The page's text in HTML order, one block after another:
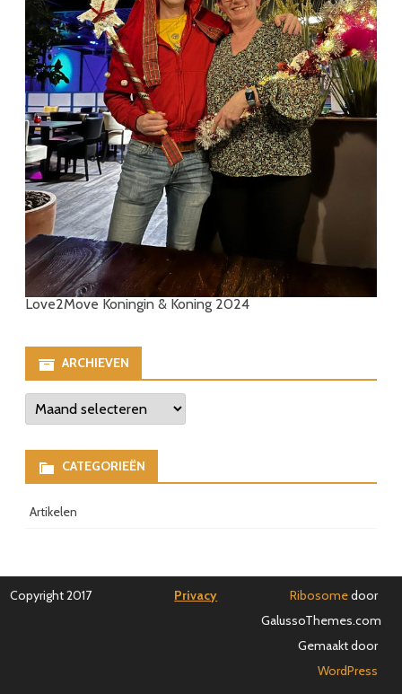
Love2Move Koningin & Koning 2024
ARCHIEVEN
Archieven
CATEGORIEËN
Artikelen
Copyright 2017 Privacy Ribosomedoor
GalussoThemes.com
Gemaakt door
WordPress